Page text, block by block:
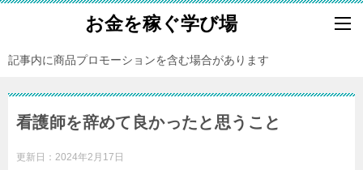
お金を稼ぐ学び場
記事内に商品プロモーションを含む場合があります
看護師を辞めて良かったと思うこと
更新日： 2024年2月17日